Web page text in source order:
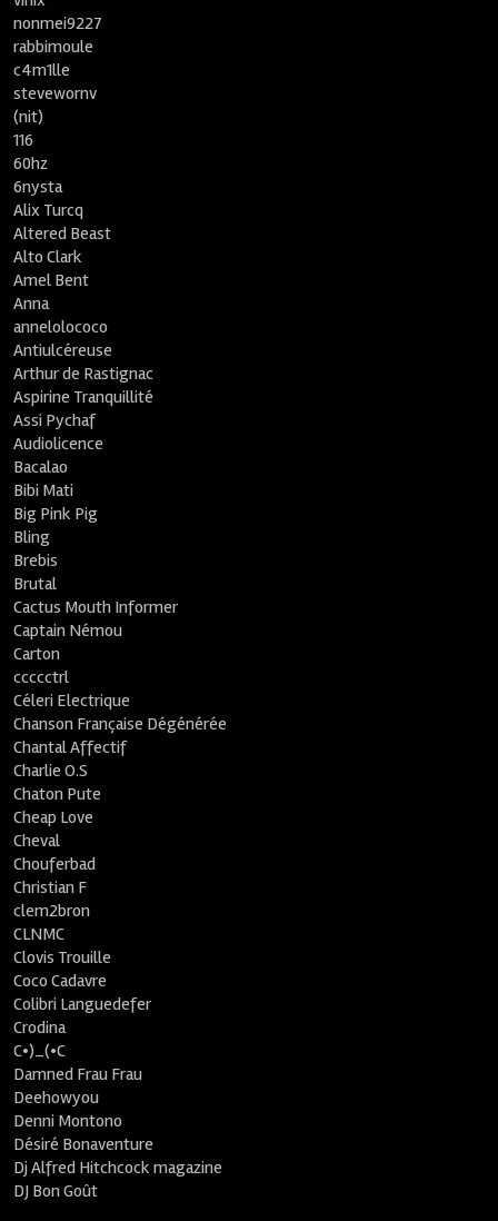
nonmei9227
rabbimoule
c4m1lle
stevewornv
(nit)
116
60hz
6nysta
Alix Turcq
Altered Beast
Alto Clark
Amel Bent
Anna
annelolococo
Antiulcéreuse
Arthur de Rastignac
Aspirine Tranquillité
Assi Pychaf
Audiolicence
Bacalao
Bibi Mati
Big Pink Pig
Bling
Brebis
Brutal
Cactus Mouth Informer
Captain Némou
Carton
ccccctrl
Céleri Electrique
Chanson Française Dégénérée
Chantal Affectif
Charlie O.S
Chaton Pute
Cheap Love
Cheval
Chouferbad
Christian F
clem2bron
CLNMC
Clovis Trouille
Coco Cadavre
Colibri Languedefer
Crodina
C•)_(•C
Damned Frau Frau
Deehowyou
Denni Montono
Désiré Bonaventure
Dj Alfred Hitchcock magazine
DJ Bon Goût